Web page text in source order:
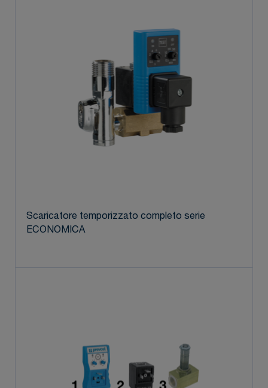
Scaricatore temporizzato completo serie
ECONOMICA